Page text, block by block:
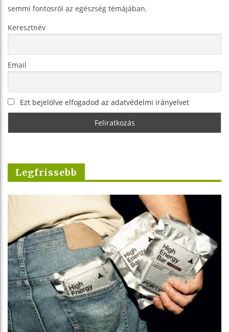
semmi fontosról az egészség témájában.
Keresztnév
Email
Ezt bejelölve elfogadod az adatvédelmi irányelvet
Legfrissebb